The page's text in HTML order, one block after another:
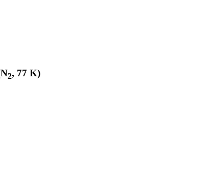
2, 77 K)